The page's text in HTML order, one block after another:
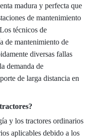
madura y perfecta que
de mantenimiento
técnicos de
de mantenimiento de
diversas fallas
demanda de
de larga distancia en
y los tractores ordinarios
aplicables debido a los